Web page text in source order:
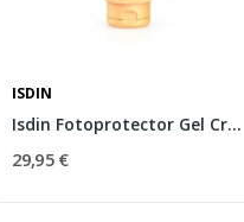
ISDIN
Isdin Fotoprotector Gel Crema SPF-30 250ml
29,95 €